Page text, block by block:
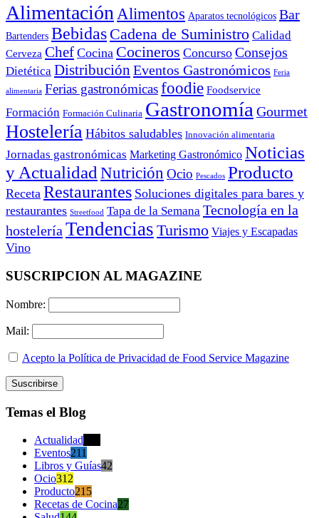
Alimentación Alimentos Aparatos tecnológicos Bar
Bartenders Bebidas Cadena de Suministro Calidad
Cerveza Chef Cocina Cocineros Concurso Consejos
Dietética Distribución Eventos Gastronómicos Feria
alimentaria Ferias gastronómicasfoodie Foodservice
Formación Formación Culinaria Gastronomía Gourmet
Hostelería Hábitos saludables Innovación alimentaria
Jornadas gastronómicas Marketing Gastronómico Noticias
y Actualidad Nutrición Ocio Pescados Producto
Receta Restaurantes Soluciones digitales para bares y
restaurantes Streetfood Tapa de la Semana Tecnología en la
hostelería Tendencias Turismo Viajes y Escapadas
Vino
SUSCRIPCION AL MAGAZINE
Nombre:
Mail:
Acepto la Política de Privacidad de Food Service Magazine
Temas el Blog
Actualidad
Eventos211
Libros y Guías42
Ocio312
Producto215
Recetas de Cocina27